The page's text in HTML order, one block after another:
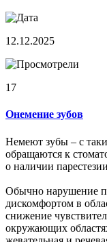
12.12.2025
17
Онемение зубов
Немеют зубы – с
обращаются к
о наличии
Обычно нарушение
дискомфортом в
снижение
окружающих